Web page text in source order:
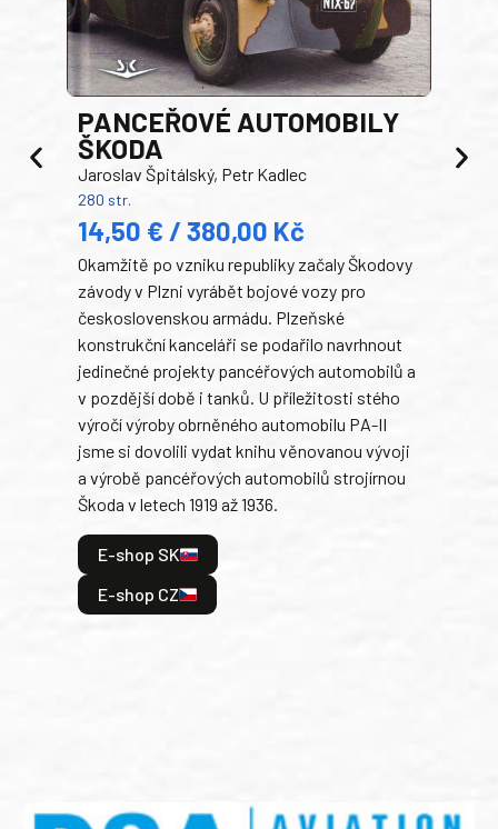
PANCEŘOVÉ AUTOMOBILY
ŠKODA
Jaroslav Špitálský, Petr Kadlec
280 str.
14,50 € / 380,00 Kč
Okamžitě po vzniku republiky začaly Škodovy
závody v Plzni vyrábět bojové vozy pro
československou armádu. Plzeňské
konstrukční kanceláři se podařilo navrhnout
jedinečné projekty pancéřových automobilů a
v pozdější době i tanků. U příležitosti stého
výročí výroby obrněného automobilu PA-II
jsme si dovolili vydat knihu věnovanou vývoji
a výrobě pancéřových automobilů strojírnou
Škoda v letech 1919 až 1936.
E-shop SK
E-shop CZ